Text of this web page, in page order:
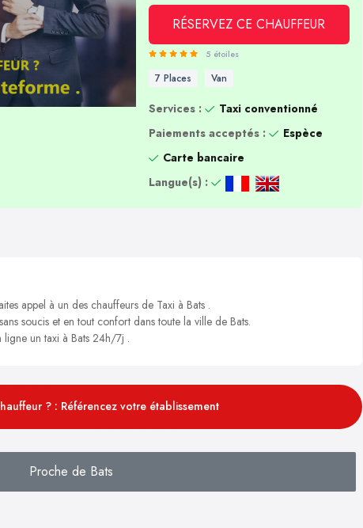
RÉSERVEZ CE CHAUFFEUR
5 étoiles
7 Places Van
Services :
Taxi conventionné
Paiements acceptés :
Espèce
Carte bancaire
Langue(s) :
appel à un des chauffeurs de Taxi à Bats .
soucis et en tout confort dans toute la ville de Bats.
ligne un taxi à Bats 24h/7j .
? : Référencez votre établissement
Proche de Bats